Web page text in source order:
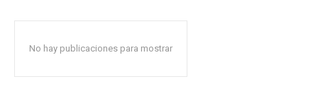
No hay publicaciones para mostrar